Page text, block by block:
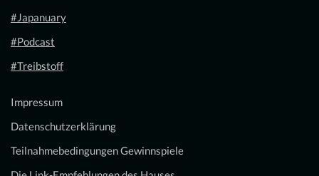
#Japanuary
#Podcast
#Treibstoff
Impressum
Datenschutzerklärung
Teilnahmebedingungen Gewinnspiele